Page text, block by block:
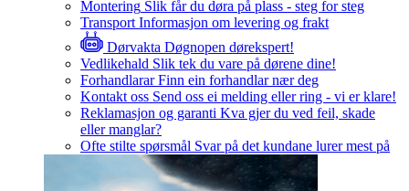
Montering Slik får du døra på plass - steg for steg
Transport Informasjon om levering og frakt
Dørvakta Døgnopen dørekspert!
Vedlikehald Slik tek du vare på dørene dine!
Forhandlarar Finn ein forhandlar nær deg
Kontakt oss Send oss ei melding eller ring - vi er klare!
Reklamasjon og garanti Kva gjer du ved feil, skade
eller manglar?
Ofte stilte spørsmål Svar på det kundane lurer mest på